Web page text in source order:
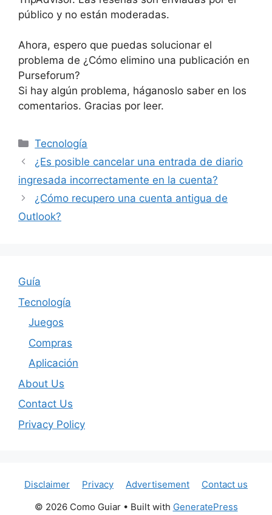
público y no están moderadas.
Ahora, espero que puedas solucionar el
problema de ¿Cómo elimino una publicación en
Purseforum?
Si hay algún problema, háganoslo saber en los
comentarios. Gracias por leer.
Categories
Tecnología
¿Es posible cancelar una entrada de diario
ingresada incorrectamente en la cuenta?
¿Cómo recupero una cuenta antigua de
Outlook?
Guía
Tecnología
Juegos
Compras
Aplicación
About Us
Contact Us
Privacy Policy
Disclaimer Privacy Advertisement
Contact us
© 2026 Como Guiar• Built with GeneratePress